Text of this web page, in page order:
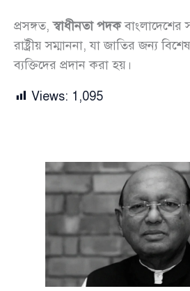
প্রসঙ্গত,স্বাধীনতা পদকবাংলাদেশের
রাষ্ট্রীয় সম্মাননা, যা জাতির জন্য
ব্যক্তিদের প্রদান করা হয়।
Views: 1,095